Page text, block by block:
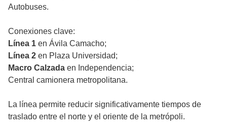
Autobuses.
Conexiones clave:
Línea 1 en Ávila Camacho;
Línea 2 en Plaza Universidad;
Macro Calzada en Independencia;
Central camionera metropolitana.
La línea permite reducir significativamente tiempos de
traslado entre el norte y el oriente de la metrópoli.